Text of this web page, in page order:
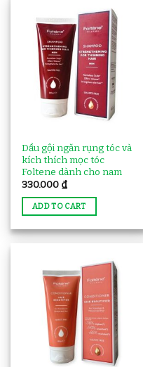
Dầu gội ngăn rụng tóc và
kích thích mọc tóc
Foltene dành cho nam
330.000 ₫
ADD TO CART